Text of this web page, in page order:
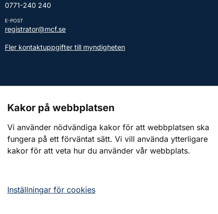
0771-240 240
E-POST
registrator@mcf.se
Fler kontaktuppgifter till myndigheten
Webbplatsen
Om webbplatsen
Kakor på webbplatsen
Vi använder nödvändiga kakor för att webbplatsen ska
fungera på ett förväntat sätt. Vi vill använda ytterligare
kakor för att veta hur du använder vår webbplats.
Inställningar för cookies